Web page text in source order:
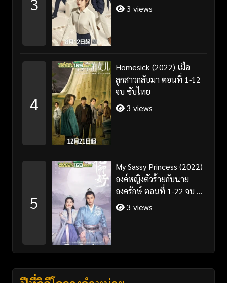
3 3 views
4
Homesick (2022) เมื่อ
ลูกสาวกลับมา ตอนที่ 1-12
จบ ซับไทย
3 views
5
My Sassy Princess (2022)
องค์หญิงตัวร้ายกับนาย
องครักษ์ ตอนที่ 1-22 จบ ซับ
ไทย3 views